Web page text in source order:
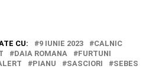
CU: 9 IUNIE 2023
CALNIC
DAIA ROMANA
FURTUNI
PIANU SASCIORI
SEBES